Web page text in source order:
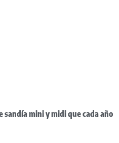
mini y midi que cada año